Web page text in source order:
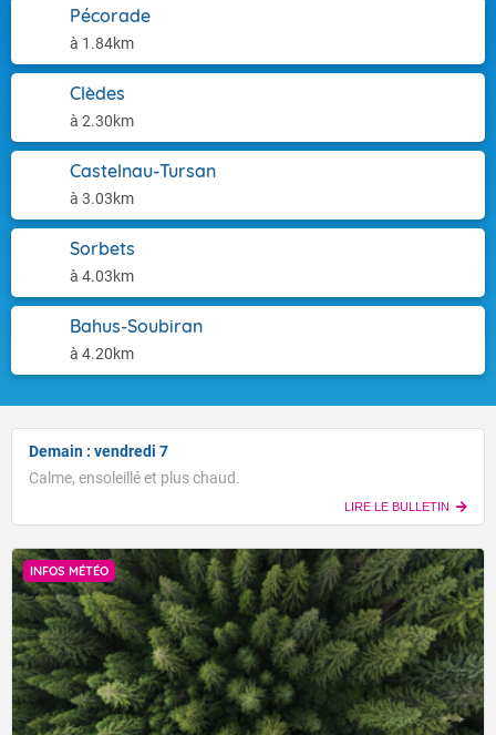
Pécorade
à 1.84km
Clèdes
à 2.30km
Castelnau-Tursan
à 3.03km
Sorbets
à 4.03km
Bahus-Soubiran
à 4.20km
Demain : vendredi 7
Calme, ensoleillé et plus chaud.
LIRE LE BULLETIN
INFOS MÉTÉO